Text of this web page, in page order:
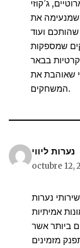
ג’קוזי
שמנעימה את
שמספקות
בבאר
שאוהבת את
המשחקים.
נערות ליווי
octubre 12,
נערות
ביותר אשר